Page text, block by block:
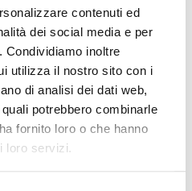
contenuti ed
dei social media e per
Condividiamo inoltre
utilizza il nostro sito con i
di analisi dei dati web,
potrebbero combinarle
fornito loro o che hanno
loro servizi.
su proposta del Comitato
1956, fa parte del Consiglio di
Cassa di Risparmio di Lucca. Ha
di Pisa, per poi proseguire la
University e alla New York
SALOV dal 2003 al 2015.
della Fondazione Ragghianti,